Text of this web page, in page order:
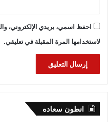
احفظ اسمي، بريدي الإلكتروني،
لاستخدامها المرة المقبلة في تعليقي.
انطون سعاده